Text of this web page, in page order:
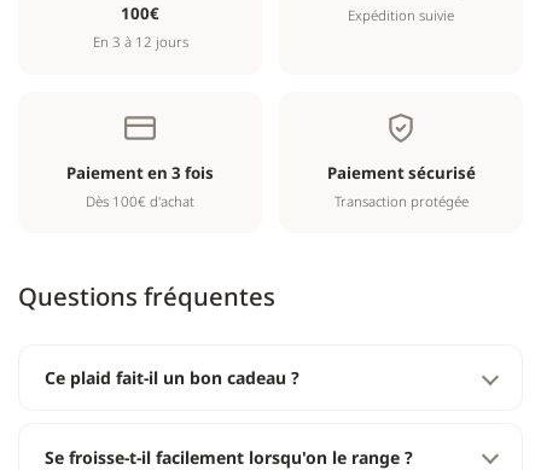
100€
En 3 à 12 jours
Expédition suivie
Paiement en 3 fois
Dès 100€ d'achat
Paiement sécurisé
Transaction protégée
Questions fréquentes
Ce plaid fait-il un bon cadeau ?
Se froisse-t-il facilement lorsqu'on le range ?